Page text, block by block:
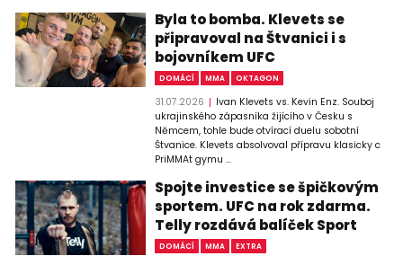
Byla to bomba. Klevets se
připravoval na Štvanici i s
bojovníkem UFC
DOMÁCÍ MMA OKTAGON
31.07.2026
Ivan Klevets vs. Kevin Enz. Souboj
ukrajinského zápasníka žijícího v Česku s
Němcem, tohle bude otvírací duelu sobotní
Štvanice. Klevets absolvoval přípravu klasicky c
PriMMAt gymu ...
Spojte investice se špičkovým
sportem. UFC na rok zdarma.
Telly rozdává balíček Sport
DOMÁCÍ MMA EXTRA